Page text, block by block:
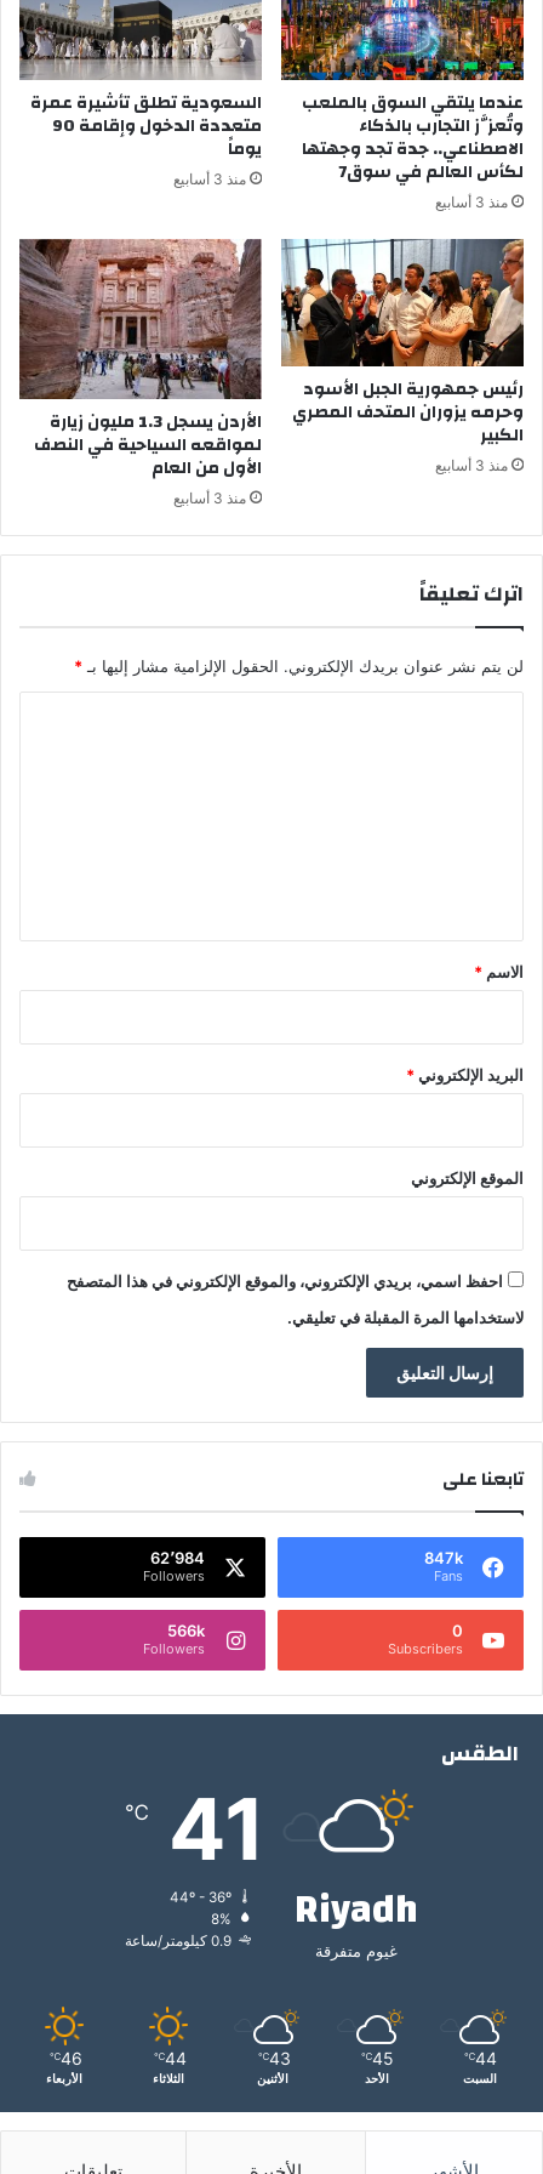
عندما يلتقي السوق بالملعب
وتُعزَّز التجارب بالذكاء
الاصطناعي.. جدة تجد وجهتها
لكأس العالم في سوق7
منذ 3 أسابيع
السعودية تطلق تأشيرة عمرة
متعددة الدخول وإقامة 90
يوماً
منذ 3 أسابيع
رئيس جمهورية الجبل الأسود
وحرمه يزوران المتحف المصري
الكبير
منذ 3 أسابيع
الأردن يسجل 1.3 مليون زيارة
لمواقعه السياحية في النصف
الأول من العام
منذ 3 أسابيع
اترك تعليقاً
لن يتم نشر عنوان بريدك الإلكتروني. الحقول الإلزامية مشار إليها بـ*
*
الاسم *
البريد الإلكتروني*
الموقع الإلكتروني
احفظ اسمي، بريدي الإلكتروني، والموقع الإلكتروني في هذا المتصفح
لاستخدامها المرة المقبلة في تعليقي.
تابعنا على
847k
Fans
62٬984
Followers
0
Subscribers
566k
Followers
الطقس
Riyadh
غيوم متفرقة
41
℃
8%
0.9 كيلومتر/ساعة
44
℃
السبت
45
℃
الأحد
43
℃
الأثنين
44
℃
الثلاثاء
46
℃
الأربعاء